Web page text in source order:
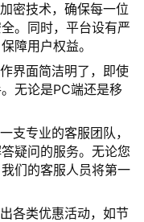
密技术，确保每一位
。同时，平台设有严
障用户权益。
界面简洁明了，即使
无论是PC端还是移
支专业的客服团队，
疑问的服务。无论您
们的客服人员将第一
各类优惠活动，如节